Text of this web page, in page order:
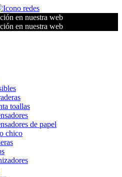
en nuestra web
en nuestra web
toallas
de papel
chico